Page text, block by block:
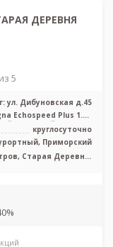
ДЕРЕВНЯ
5
ул. Дибуновская д.45
Echospeed Plus 1.5T
закрытый тип, УЗИ
круглосуточно
Приморский
Старая Деревня,